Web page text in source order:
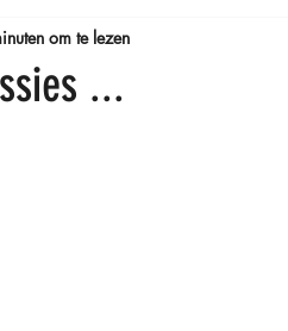
...
om te lezen